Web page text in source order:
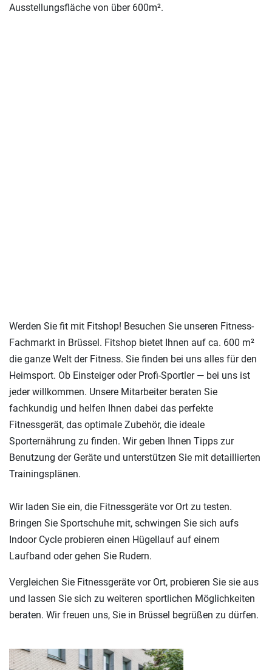
Ausstellungsfläche von über 600m².
Werden Sie fit mit Fitshop! Besuchen Sie unseren Fitness-
Fachmarkt in Brüssel. Fitshop bietet Ihnen auf ca. 600 m²
die ganze Welt der Fitness. Sie finden bei uns alles für den
Heimsport. Ob Einsteiger oder Profi-Sportler — bei uns ist
jeder willkommen. Unsere Mitarbeiter beraten Sie
fachkundig und helfen Ihnen dabei das perfekte
Fitnessgerät, das optimale Zubehör, die ideale
Sporternährung zu finden. Wir geben Ihnen Tipps zur
Benutzung der Geräte und unterstützen Sie mit detaillierten
Trainingsplänen.
Wir laden Sie ein, die Fitnessgeräte vor Ort zu testen.
Bringen Sie Sportschuhe mit, schwingen Sie sich aufs
Indoor Cycle probieren einen Hügellauf auf einem
Laufband oder gehen Sie Rudern.
Vergleichen Sie Fitnessgeräte vor Ort, probieren Sie sie aus
und lassen Sie sich zu weiteren sportlichen Möglichkeiten
beraten. Wir freuen uns, Sie in Brüssel begrüßen zu dürfen.